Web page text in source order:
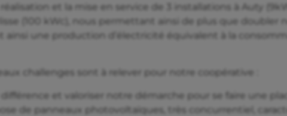
réalisation et la mise en service de 3 installations à Auty
(100 kWc), nous permettant ainsi de plus que doubler
ainsi une production d’électricité équivalent à la
challenges sont à relever pour notre coopérative :
et valoriser notre démarche pour se faire une
de panneaux photovoltaïques, très concurrentiel,